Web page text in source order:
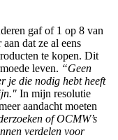
gaf of 1 op 8 van
dat ze al eens
te kopen. Dit
leven. “Geen
je die nodig hebt heeft
In mijn resolutie
aandacht moeten
of OCMW’s
verdelen voor